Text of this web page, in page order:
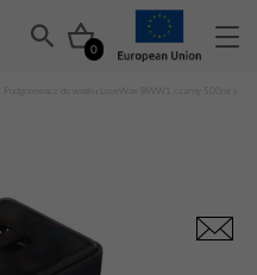
0
/ Podgrzewacz do wosku LoveWax BWW1 czarny 500ml x